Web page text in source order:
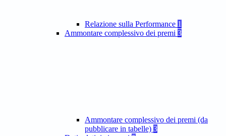
Relazione sulla Performance 1
Ammontare complessivo dei premi 3
Ammontare complessivo dei premi (da
pubblicare in tabelle) 3